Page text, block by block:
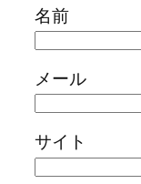
名前
メール
サイト